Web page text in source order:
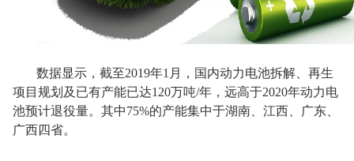
数据显示，截至2019年1月，国内动力电池拆解、再生
项目规划及已有产能已达120万吨/年，远高于2020年动力电
池预计退役量。其中75%的产能集中于湖南、江西、广东、
广西四省。